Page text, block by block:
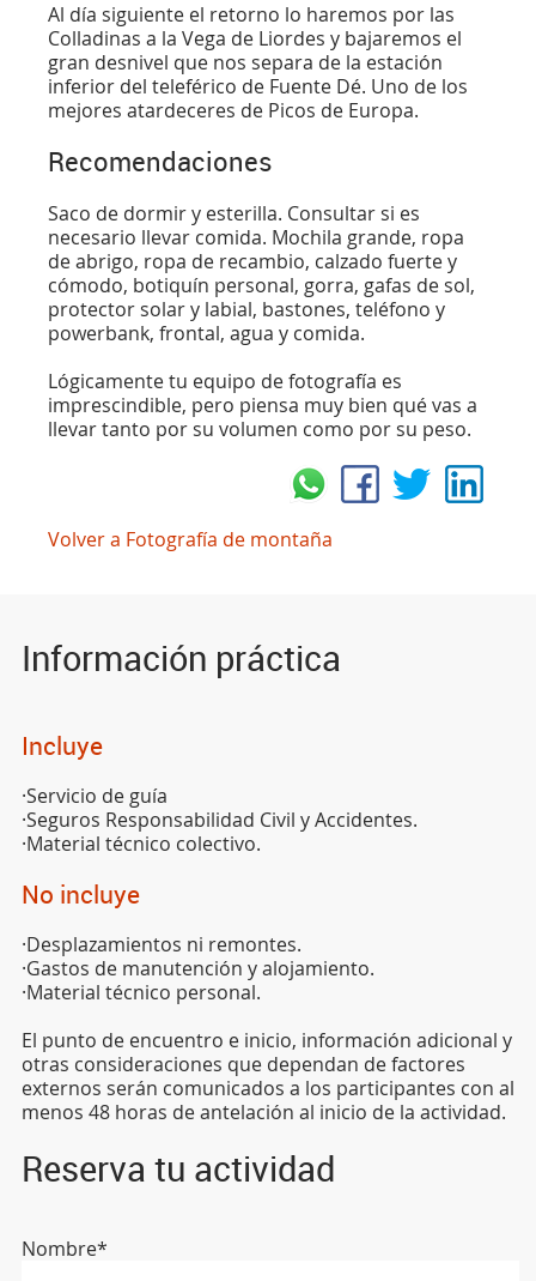
Al día siguiente el retorno lo haremos por las
Colladinas a la Vega de Liordes y bajaremos el
gran desnivel que nos separa de la estación
inferior del teleférico de Fuente Dé. Uno de los
mejores atardeceres de Picos de Europa.
Recomendaciones
Saco de dormir y esterilla. Consultar si es
necesario llevar comida. Mochila grande, ropa
de abrigo, ropa de recambio, calzado fuerte y
cómodo, botiquín personal, gorra, gafas de sol,
protector solar y labial, bastones, teléfono y
powerbank, frontal, agua y comida.
Lógicamente tu equipo de fotografía es
imprescindible, pero piensa muy bien qué vas a
llevar tanto por su volumen como por su peso.
Volver a Fotografía de montaña
Información práctica
Incluye
·Servicio de guía
·Seguros Responsabilidad Civil y Accidentes.
·Material técnico colectivo.
No incluye
·Desplazamientos ni remontes.
·Gastos de manutención y alojamiento.
·Material técnico personal.
El punto de encuentro e inicio, información adicional y
otras consideraciones que dependan de factores
externos serán comunicados a los participantes con al
menos 48 horas de antelación al inicio de la actividad.
Reserva tu actividad
Nombre*